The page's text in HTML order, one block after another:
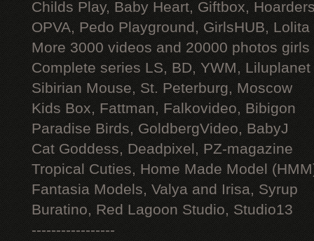
Childs Play, Baby Heart, Giftbox,
OPVA, Pedo Playground, GirlsHUB, Lolita
More 3000 videos and 20000 photos
Complete series LS, BD, YWM, Liluplanet
Sibirian Mouse, St. Peterburg, Moscow
Kids Box, Fattman, Falkovideo, Bibigon
Paradise Birds, GoldbergVideo, BabyJ
Cat Goddess, Deadpixel, PZ-magazine
Tropical Cuties, Home Made Model
Fantasia Models, Valya and Irisa, Syrup
Buratino, Red Lagoon Studio, Studio13
-----------------